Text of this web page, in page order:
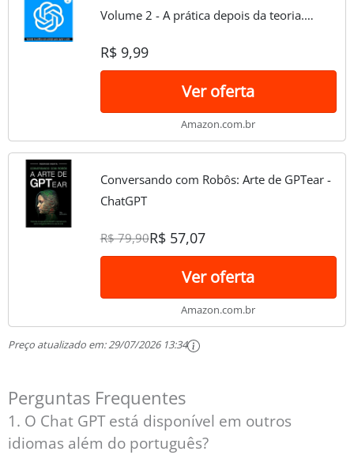
Volume 2 - A prática depois da teoria.
R$ 9,99
Ver oferta
Amazon.com.br
Conversando com Robôs: Arte de GPTear -
ChatGPT
R$ 79,90R$ 57,07
Ver oferta
Amazon.com.br
Preço atualizado em:29/07/2026 13:34
Perguntas Frequentes
1. O Chat GPT está disponível em outros
idiomas além do português?